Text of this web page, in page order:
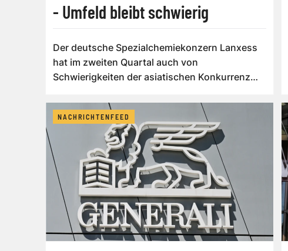
- Umfeld bleibt schwierig
Der deutsche Spezialchemiekonzern Lanxess
hat im zweiten Quartal auch von
Schwierigkeiten der asiatischen Konkurrenz
NACHRICHTENFEED